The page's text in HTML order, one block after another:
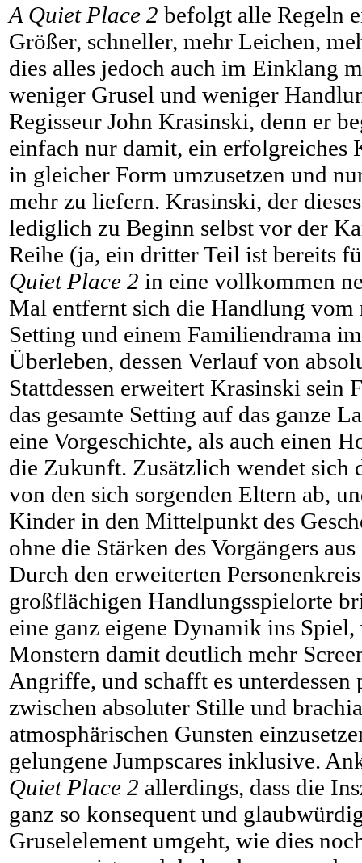
A Quiet Place 2 befolgt alle Regeln
Größer, schneller, mehr Leichen,
dies alles jedoch auch im Einklang
weniger Grusel und weniger
Regisseur John Krasinski, denn er
einfach nur damit, ein erfolgreiches
in gleicher Form umzusetzen und
mehr zu liefern. Krasinski, der
lediglich zu Beginn selbst vor der
Reihe (ja, ein dritter Teil ist bereits
Quiet Place 2 in eine vollkommen
Mal entfernt sich die Handlung
Setting und einem Familiendrama
Überleben, dessen Verlauf von
Stattdessen erweitert Krasinski sein
das gesamte Setting auf das ganze
eine Vorgeschichte, als auch einen
die Zukunft. Zusätzlich wendet sich
von den sich sorgenden Eltern ab,
Kinder in den Mittelpunkt des
ohne die Stärken des Vorgängers
Durch den erweiterten
großflächigen Handlungsspielorte
eine ganz eigene Dynamik ins
Monstern damit deutlich mehr
Angriffe, und schafft es unterdessen
zwischen absoluter Stille und
atmosphärischen Gunsten
gelungene Jumpscares inklusive.
Quiet Place 2 allerdings, dass die
ganz so konsequent und
Gruselelement umgeht, wie dies